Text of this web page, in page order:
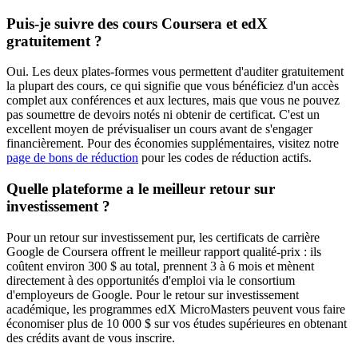
Puis-je suivre des cours Coursera et edX
gratuitement ?
Oui. Les deux plates-formes vous permettent d'auditer gratuitement
la plupart des cours, ce qui signifie que vous bénéficiez d'un accès
complet aux conférences et aux lectures, mais que vous ne pouvez
pas soumettre de devoirs notés ni obtenir de certificat. C'est un
excellent moyen de prévisualiser un cours avant de s'engager
financièrement. Pour des économies supplémentaires, visitez notre
page de bons de réduction pour les codes de réduction actifs.
Quelle plateforme a le meilleur retour sur
investissement ?
Pour un retour sur investissement pur, les certificats de carrière
Google de Coursera offrent le meilleur rapport qualité-prix : ils
coûtent environ 300 $ au total, prennent 3 à 6 mois et mènent
directement à des opportunités d'emploi via le consortium
d'employeurs de Google. Pour le retour sur investissement
académique, les programmes edX MicroMasters peuvent vous faire
économiser plus de 10 000 $ sur vos études supérieures en obtenant
des crédits avant de vous inscrire.